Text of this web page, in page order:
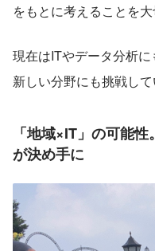
をもとに考えることを大
現在はITやデータ分析
新しい分野にも挑戦して
「地域×IT」の可能
が決め手に